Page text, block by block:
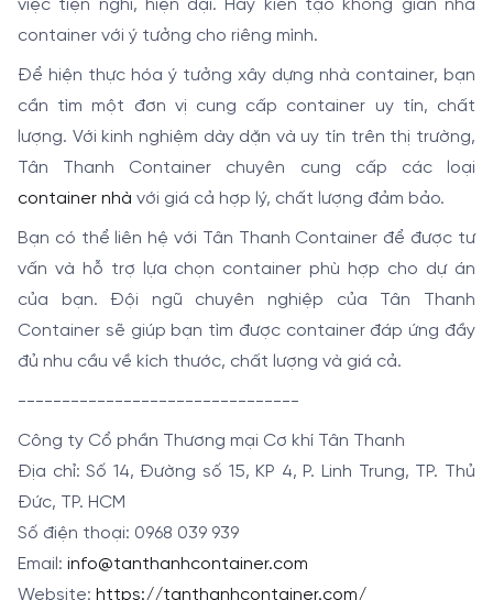
việc tiện nghi, hiện đại. Hãy kiến tạo không gian nhà
container với ý tưởng cho riêng mình.
Để hiện thực hóa ý tưởng xây dựng nhà container, bạn
cần tìm một đơn vị cung cấp container uy tín, chất
lượng. Với kinh nghiệm dày dặn và uy tín trên thị trường,
Tân Thanh Container chuyên cung cấp các loại
container nhà với giá cả hợp lý, chất lượng đảm bảo.
Bạn có thể liên hệ với Tân Thanh Container để được tư
vấn và hỗ trợ lựa chọn container phù hợp cho dự án
của bạn. Đội ngũ chuyên nghiệp của Tân Thanh
Container sẽ giúp bạn tìm được container đáp ứng đầy
đủ nhu cầu về kích thước, chất lượng và giá cả.
--------------------------------
Công ty Cổ phần Thương mại Cơ khí Tân Thanh
Địa chỉ: Số 14, Đường số 15, KP 4, P. Linh Trung, TP. Thủ
Đức, TP. HCM
Số điện thoại: 0968 039 939
Email: info@tanthanhcontainer.com
Website: https://tanthanhcontainer.com/